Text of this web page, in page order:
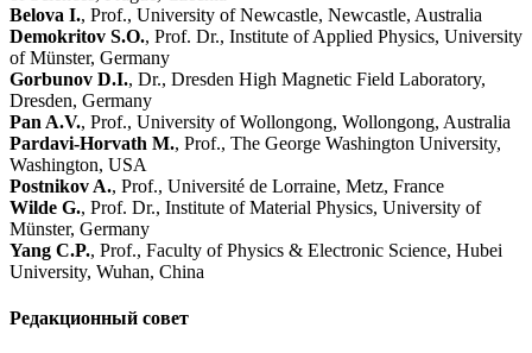
Belova I., Prof., University of Newcastle, Newcastle, Australia
Demokritov S.O., Prof. Dr., Institute of Applied Physics, University
of Münster, Germany
Gorbunov D.I., Dr., Dresden High Magnetic Field Laboratory,
Dresden, Germany
Pan A.V., Prof., University of Wollongong, Wollongong, Australia
Pardavi-Horvath M., Prof., The George Washington University,
Washington, USA
Postnikov A., Prof., Université de Lorraine, Metz, France
Wilde G., Prof. Dr., Institute of Material Physics, University of
Münster, Germany
Yang C.P., Prof., Faculty of Physics & Electronic Science, Hubei
University, Wuhan, China
Редакционный совет